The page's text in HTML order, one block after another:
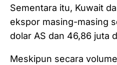
Sementara itu, Kuwait
ekspor masing-masing
dolar AS dan 46,86 juta
Meskipun secara